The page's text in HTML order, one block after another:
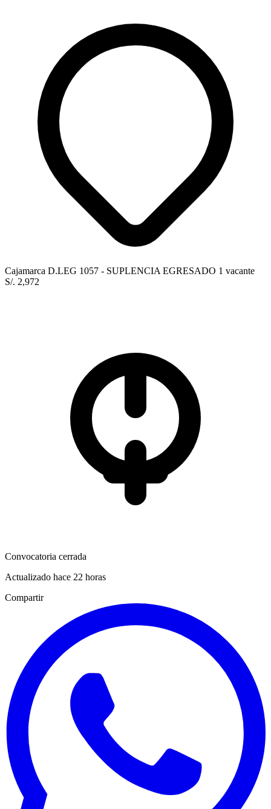
Cajamarca D.LEG 1057 - SUPLENCIA EGRESADO 1 vacante
S/. 2,972
Convocatoria cerrada
Actualizado hace 22 horas
Compartir